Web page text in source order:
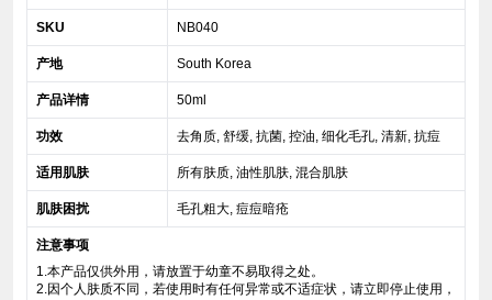
SKU NB040
产地 South Korea
产品详情 50ml
功效 去角质, 舒缓, 抗菌, 控油, 细化毛孔, 清新, 抗痘
适用肌肤 所有肤质, 油性肌肤, 混合肌肤
肌肤困扰 毛孔粗大, 痘痘暗疮
注意事项
1.本产品仅供外用，请放置于幼童不易取得之处。
2.因个人肤质不同，若使用时有任何异常或不适症状，请立即停止使用，